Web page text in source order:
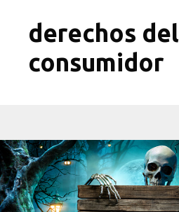
derechos del
consumidor